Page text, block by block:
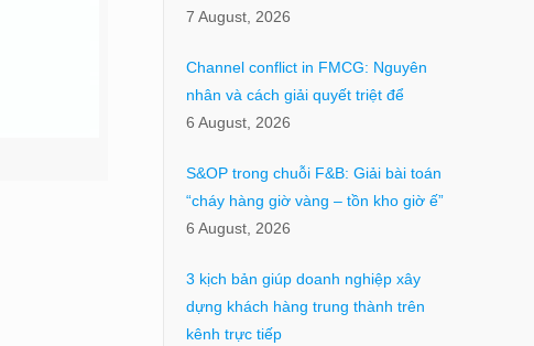
7 August, 2026
Channel conflict in FMCG: Nguyên
nhân và cách giải quyết triệt để
6 August, 2026
S&OP trong chuỗi F&B: Giải bài toán
“cháy hàng giờ vàng – tồn kho giờ ế”
6 August, 2026
3 kịch bản giúp doanh nghiệp xây
dựng khách hàng trung thành trên
kênh trực tiếp